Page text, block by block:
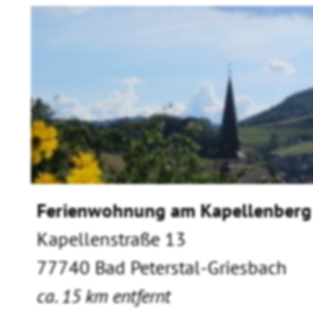
Ferienwohnung am Kapellenberg
Kapellenstraße 13
77740 Bad Peterstal-Griesbach
ca. 15 km entfernt